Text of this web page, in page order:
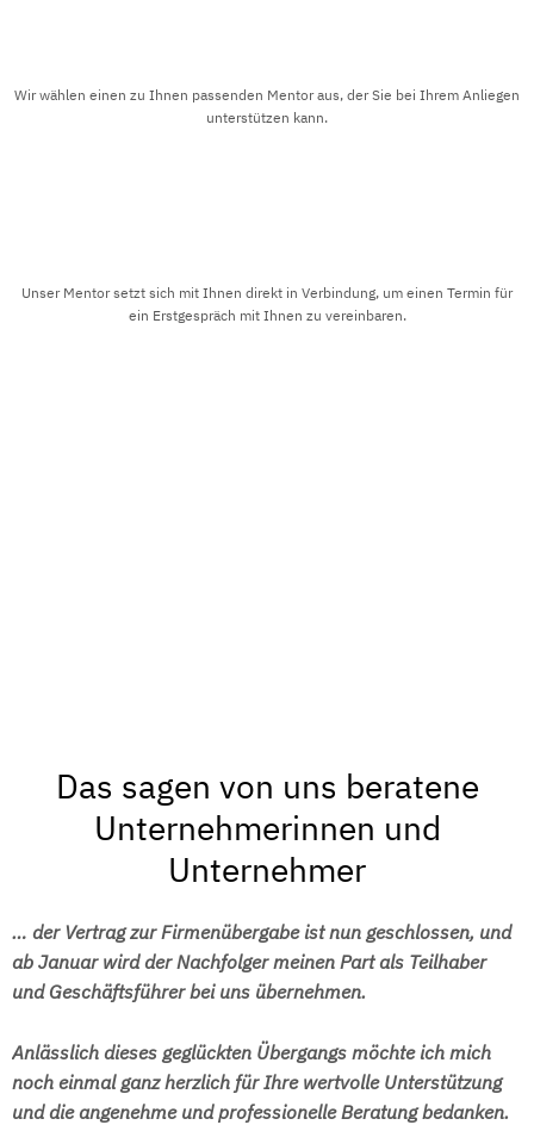
Wir wählen einen zu Ihnen passenden Mentor aus, der Sie bei Ihrem Anliegen
unterstützen kann.
Unser Mentor setzt sich mit Ihnen direkt in Verbindung, um einen Termin für
ein Erstgespräch mit Ihnen zu vereinbaren.
Das sagen von uns beratene
Unternehmerinnen und
Unternehmer
… der Vertrag zur Firmenübergabe ist nun geschlossen, und
ab Januar wird der Nachfolger meinen Part als Teilhaber
und Geschäftsführer bei uns übernehmen.
Anlässlich dieses geglückten Übergangs möchte ich mich
noch einmal ganz herzlich für Ihre wertvolle Unterstützung
und die angenehme und professionelle Beratung bedanken.